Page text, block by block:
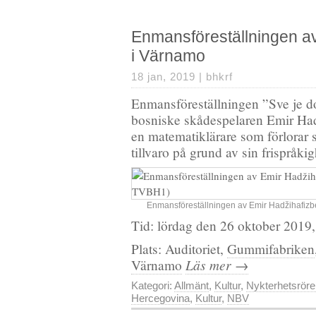
Enmansföreställningen
i Värnamo
18 jan, 2019 | bhkrf
Enmansföreställningen ”Sve je
bosniske skådespelaren Emir
en matematiklärare som
tillvaro på grund av sin
Enmansföreställningen av Emir
Tid: lördag den 26 oktober
Plats: Auditoriet, Gummifabriken
Värnamo Läs mer →
Kategori: Allmänt, Kultur,
Hercegovina, Kultur, NBV